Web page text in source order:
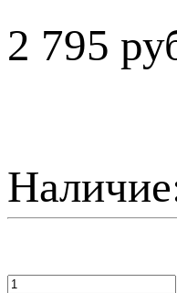
2 795